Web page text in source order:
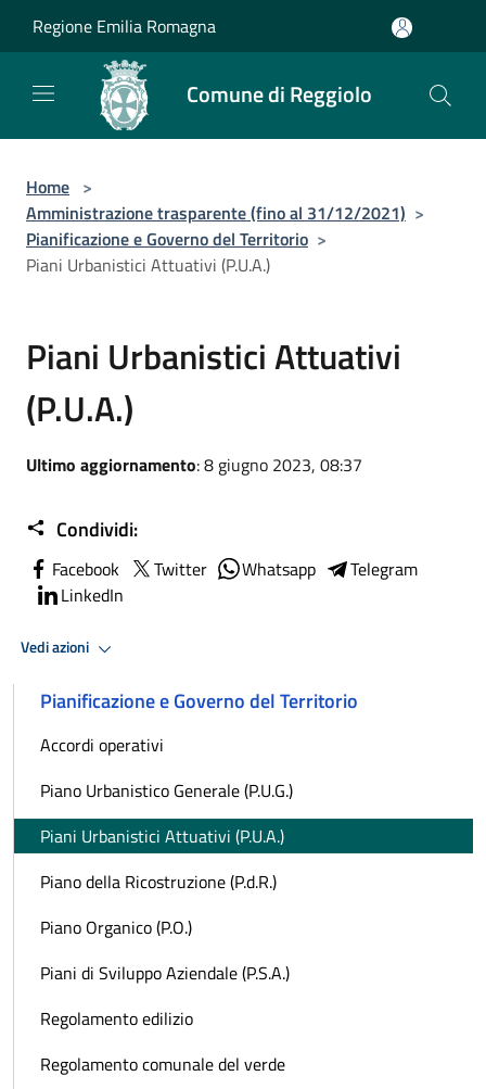
Regione Emilia Romagna
Comune di Reggiolo
Home >
Amministrazione trasparente (fino al 31/12/2021) >
Pianificazione e Governo del Territorio >
Piani Urbanistici Attuativi (P.U.A.)
Piani Urbanistici Attuativi
(P.U.A.)
Ultimo aggiornamento: 8 giugno 2023, 08:37
Condividi:
Facebook Twitter Whatsapp
Telegram
LinkedIn
Vedi azioni
Pianificazione e Governo del Territorio
Accordi operativi
Piano Urbanistico Generale (P.U.G.)
Piani Urbanistici Attuativi (P.U.A.)
Piano della Ricostruzione (P.d.R.)
Piano Organico (P.O.)
Piani di Sviluppo Aziendale (P.S.A.)
Regolamento edilizio
Regolamento comunale del verde